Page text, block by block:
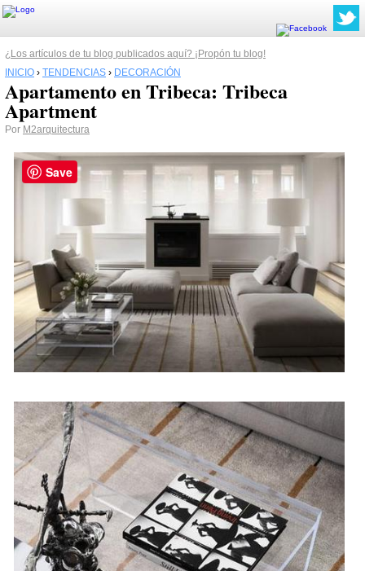
¿Los artículos de tu blog publicados aquí? ¡Propón tu blog!
INICIO › TENDENCIAS › DECORACIÓN
Apartamento en Tribeca: Tribeca
Apartment
Por M2arquitectura
Save